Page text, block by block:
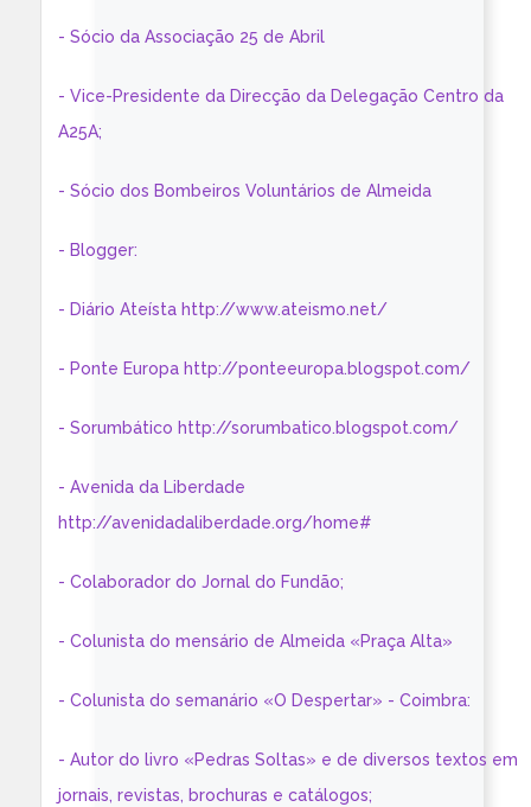
- Sócio da Associação 25 de Abril
- Vice-Presidente da Direcção da Delegação Centro da
A25A;
- Sócio dos Bombeiros Voluntários de Almeida
- Blogger:
- Diário Ateísta http://www.ateismo.net/
- Ponte Europa http://ponteeuropa.blogspot.com/
- Sorumbático http://sorumbatico.blogspot.com/
- Avenida da Liberdade
http://avenidadaliberdade.org/home#
- Colaborador do Jornal do Fundão;
- Colunista do mensário de Almeida «Praça Alta»
- Colunista do semanário «O Despertar» - Coimbra:
- Autor do livro «Pedras Soltas» e de diversos textos em
jornais, revistas, brochuras e catálogos;